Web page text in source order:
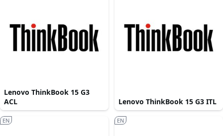
Lenovo ThinkBook 15 G3
ACL
Lenovo ThinkBook 15 G3 ITL
EN EN